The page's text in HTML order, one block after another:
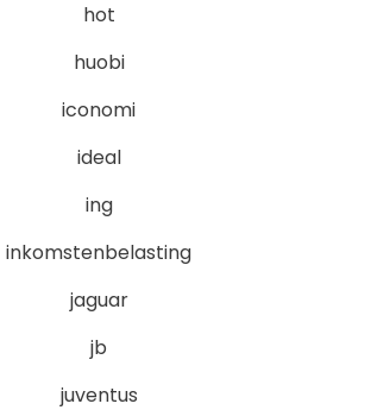
hot
huobi
iconomi
ideal
ing
inkomstenbelasting
jaguar
jb
juventus